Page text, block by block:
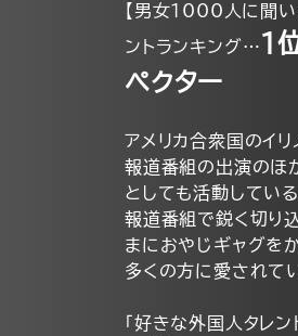
【男女1000人に聞い
ントランキング…1
ペクター
アメリカ合衆国のイリ
報道番組の出演のほ
としても活動している
報道番組で鋭く切り
まにおやじギャグを
多くの方に愛されて
「好きな外国人タレン